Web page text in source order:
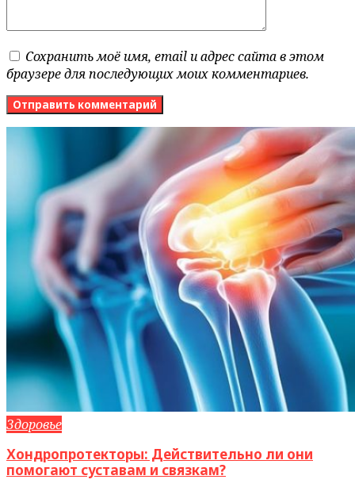
Сохранить моё имя, email и адрес сайта в этом
браузере для последующих моих комментариев.
Здоровье
Хондропротекторы: Действительно ли они
помогают суставам и связкам?